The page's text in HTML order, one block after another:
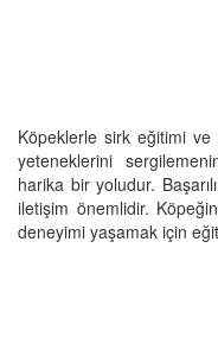
Köpeklerle sirk eğitimi ve
yeteneklerini
harika bir yoludur.
iletişim önemlidir.
deneyimi yaşamak için